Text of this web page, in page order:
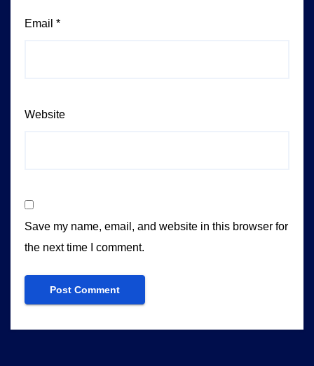
Email *
Website
Save my name, email, and website in this browser for
the next time I comment.